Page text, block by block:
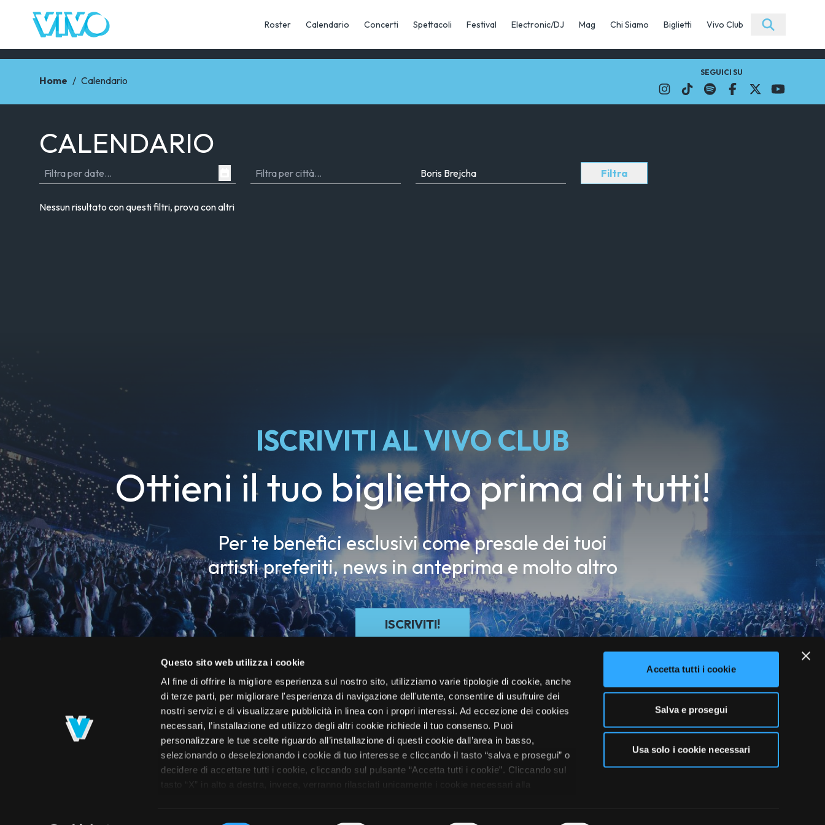
Questo sito web utilizza i cookie
Al fine di offrire la migliore esperienza sul nostro sito, utilizziamo varie tipologie di cookie, anche
di terze parti, per migliorare l'esperienza di navigazione dell'utente, consentire di usufruire dei
nostri servizi e di visualizzare pubblicità in linea con i propri interessi. Ad eccezione dei cookies
necessari, l’installazione ed utilizzo degli altri cookie richiede il tuo consenso. Puoi
personalizzare le tue scelte riguardo all’installazione di questi cookie dall’area in basso,
selezionando o deselezionando i cookie di tuo interesse e cliccando il tasto “salva e prosegui” o
decidere di accettare tutti i cookie, cliccando sul pulsante “Accetta tutti i cookie”. Cliccando sul
tasto “X” in alto a destra, invece, verranno rilasciati unicamente i cookie necessari alla
Accetta tutti i cookie
Salva e prosegui
Usa solo i cookie necessari
Roster Calendario Concerti Spettacoli Festival Electronic/DJ Mag Chi Siamo Biglietti Vivo Club
Home / Calendario
SEGUICI SU
CALENDARIO
Filtra
Nessun risultato con questi filtri, prova con altri
ISCRIVITI AL VIVO CLUB
Ottieni il tuo biglietto prima di tutti!
Per te benefici esclusivi come presale dei tuoi
artisti preferiti, news in anteprima e molto altro
ISCRIVITI!
Calendario Concerti Spettacoli Festival Electronic/DJ Mag Chi Siamo Biglietti Vivo Club